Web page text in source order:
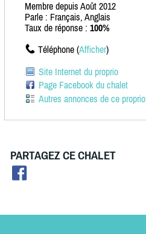
Membre depuis Août 2012
Parle : Français, Anglais
Taux de réponse : 100%
Téléphone (Afficher)
Site Internet du proprio
Page Facebook du chalet
Autres annonces de ce proprio
PARTAGEZ CE CHALET